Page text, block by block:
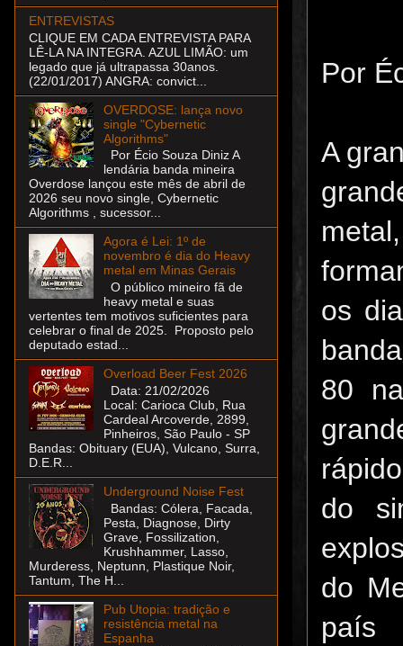
Por
A
os
80
do
do
país
ENTREVISTAS
CLIQUE EM CADA ENTREVISTA PARA
LÊ-LA NA INTEGRA. AZUL LIMÃO: um
legado que já ultrapassa 30anos.
(22/01/2017) ANGRA: convict...
OVERDOSE: lança novo
single "Cybernetic
Algorithms"
Por Écio Souza Diniz A
lendária banda mineira
Overdose lançou este mês de abril de
2026 seu novo single, Cybernetic
Algorithms , sucessor...
Agora é Lei: 1º de
novembro é dia do Heavy
metal em Minas Gerais
O público mineiro fã de
heavy metal e suas
vertentes tem motivos suficientes para
celebrar o final de 2025. Proposto pelo
deputado estad...
Overload Beer Fest 2026
Data: 21/02/2026
Local: Carioca Club, Rua
Cardeal Arcoverde, 2899,
Pinheiros, São Paulo - SP
Bandas: Obituary (EUA), Vulcano, Surra,
D.E.R...
Underground Noise Fest
Bandas: Cólera, Facada,
Pesta, Diagnose, Dirty
Grave, Fossilization,
Krushhammer, Lasso,
Murderess, Neptunn, Plastique Noir,
Tantum, The H...
Pub Utopia: tradição e
resistência metal na
Espanha